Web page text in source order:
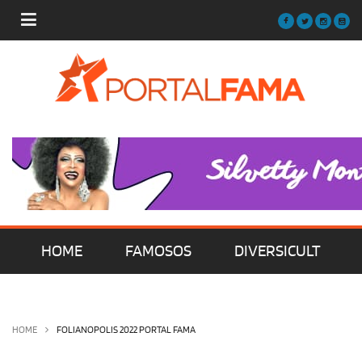
HOME FAMOSOS DIVERSICULT
HOME FOLIANOPOLIS 2022 PORTAL FAMA